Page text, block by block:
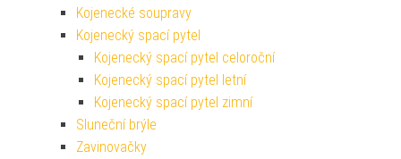
Kojenecké soupravy
Kojenecký spací pytel
Kojenecký spací pytel celoroční
Kojenecký spací pytel letní
Kojenecký spací pytel zimní
Sluneční brýle
Zavinovačky